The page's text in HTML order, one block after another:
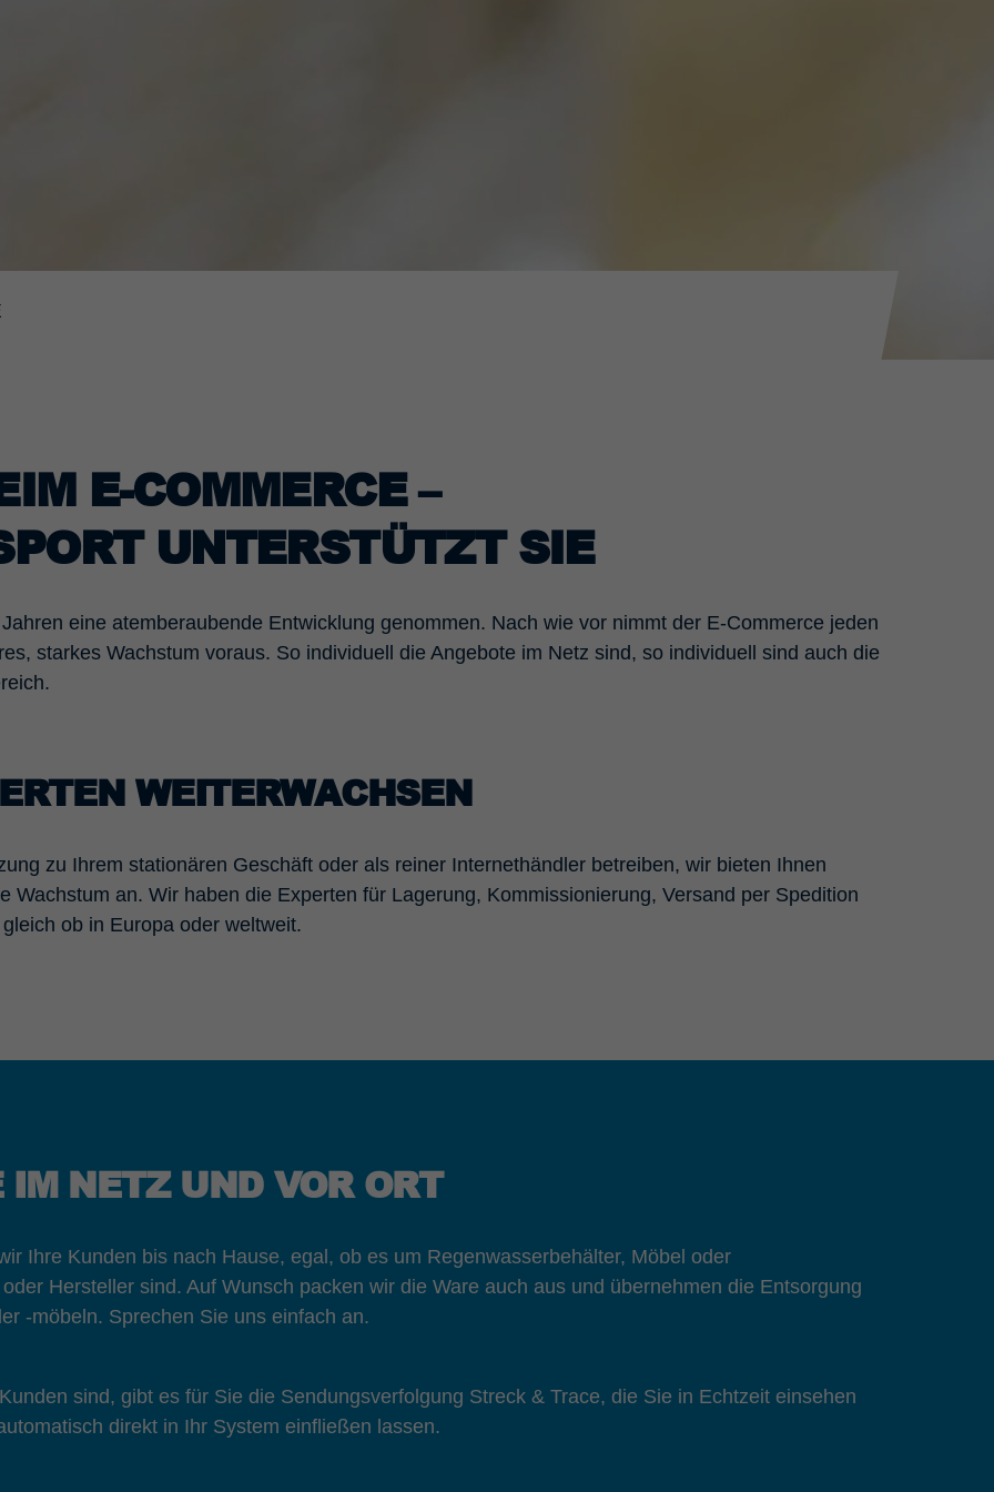
E-COMMERCE –
UNTERSTÜTZT SIE
eine atemberaubende Entwicklung genommen. Nach wie vor nimmt der E-Commerce jeden
starkes Wachstum voraus. So individuell die Angebote im Netz sind, so individuell sind auch die
WEITERWACHSEN
zu Ihrem stationären Geschäft oder als reiner Internethändler betreiben, wir bieten Ihnen
Wachstum an. Wir haben die Experten für Lagerung, Kommissionierung, Versand per Spedition
ob in Europa oder weltweit.
NETZ UND VOR ORT
Ihre Kunden bis nach Hause, egal, ob es um Regenwasserbehälter, Möbel oder
Hersteller sind. Auf Wunsch packen wir die Ware auch aus und übernehmen die Entsorgung
-möbeln. Sprechen Sie uns einfach an.
sind, gibt es für Sie die Sendungsverfolgung Streck & Trace, die Sie in Echtzeit einsehen
direkt in Ihr System einfließen lassen.